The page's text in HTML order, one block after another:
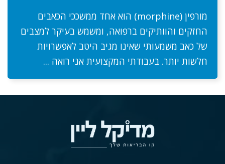
מורפין (morphine) הוא אחד ממשככי הכאבים
החזקים והוותיקים ברפואה, ומשמש בעיקר למצבים
של כאב משמעותי שאינו מגיב היטב לאפשרויות
חלשות יותר. בעבודתי המקצועית אני רואה ...